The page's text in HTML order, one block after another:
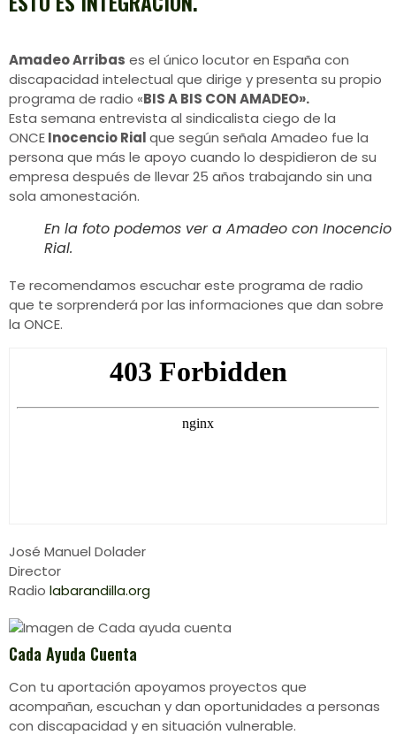
Amadeo Arribas es el único locutor en España con
discapacidad intelectual que dirige y presenta su propio
programa de radio «BIS A BIS CON AMADEO».
Esta semana entrevista al sindicalista ciego de la
ONCEInocencio Rialque según señala Amadeo fue la
persona que más le apoyo cuando lo despidieron de su
empresa después de llevar 25 años trabajando sin una
sola amonestación.
En la foto podemos ver a Amadeo con Inocencio
Rial.
Te recomendamos escuchar este programa de radio
que te sorprenderá por las informaciones que dan sobre
la ONCE.
José Manuel Dolader
Director
Radio labarandilla.org
Cada Ayuda Cuenta
Con tu aportación apoyamos proyectos que
acompañan, escuchan y dan oportunidades a personas
con discapacidad y en situación vulnerable.